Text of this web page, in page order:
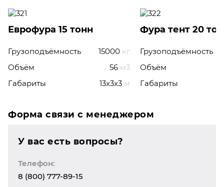
Еврофура 15 тонн
Грузоподъёмность 15000 кг
Объём
56 м3
Габариты
13x3x3 м
Фура тент 20
Грузоподъёмность
Объём
Габариты
Форма связи с менеджером
У вас есть вопросы?
Телефон:
8 (800) 777-89-15